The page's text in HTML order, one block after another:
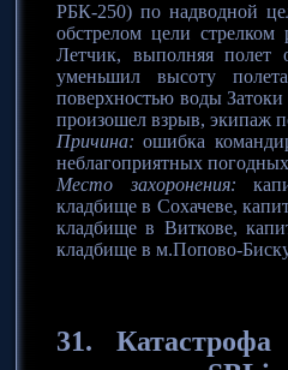
РБК-250) по надводной
обстрелом цели
Летчик, выполняя полет
уменьшил высоту
поверхностью воды
произошел взрыв, экипаж
Причина: ошибка
неблагоприятных
Место захоронения:
кладбище в Сохачеве,
кладбище в Виткове,
кладбище в м.Попово-
31.Катастрофа